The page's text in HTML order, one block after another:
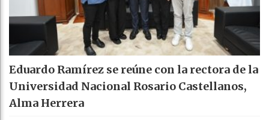
Eduardo Ramírez se reúne con la rectora de la
Universidad Nacional Rosario Castellanos,
Alma Herrera